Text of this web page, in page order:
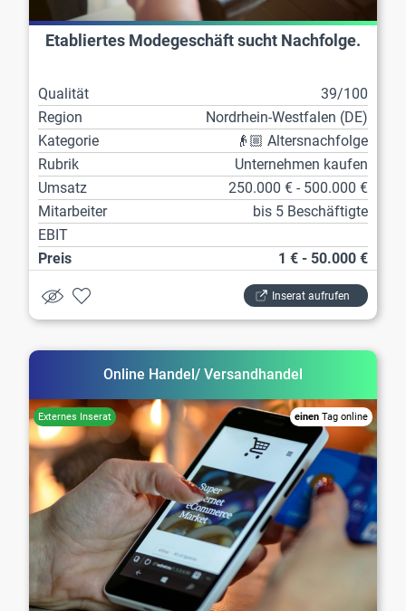
Etabliertes Modegeschäft sucht Nachfolge.
Qualität
39/100
Region
Nordrhein-Westfalen (DE)
Kategorie
👴🏼 Altersnachfolge
Rubrik
Unternehmen kaufen
Umsatz
250.000 € - 500.000 €
Mitarbeiter
bis 5 Beschäftigte
EBIT
Preis
1 € - 50.000 €
Inserat aufrufen
Online Handel/ Versandhandel
einen Tag online